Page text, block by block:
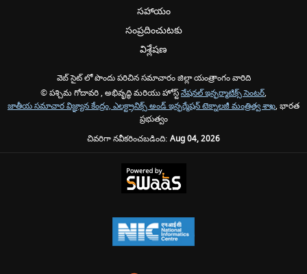
సహాయం
సంప్రదించుటకు
విశ్లేషణ
వెబ్ సైట్ లో పొందు పరిచిన సమాచారం జిల్లా యంత్రాంగం వారిది
© పశ్చిమ గోదావరి , అభివృద్ధి మరియు హోస్ట్నేషనల్ ఇన్ఫర్మాటిక్స్ సెంటర్,
జాతీయ సమాచార విజ్ఞ్యాన కేంద్రం, ఎలక్ట్రానిక్స్ అండ్ ఇన్ఫర్మేషన్ టెక్నాలజీ మంత్రిత్వ శాఖ, భారత
ప్రభుత్వం
చివరిగా నవీకరించబడింది: Aug 04, 2026